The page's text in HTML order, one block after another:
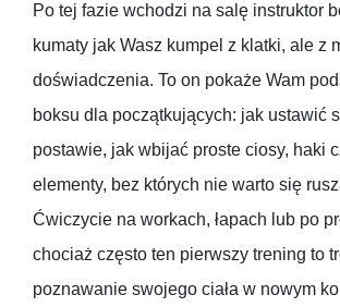
Po tej fazie wchodzi na salę instruktor
kumaty jak Wasz kumpel z klatki, ale z
doświadczenia. To on pokaże Wam
boksu dla początkujących: jak ustawić
postawie, jak wbijać proste ciosy, haki
elementy, bez których nie warto się
Ćwiczycie na workach, łapach lub po
chociaż często ten pierwszy trening to
poznawanie swojego ciała w nowym